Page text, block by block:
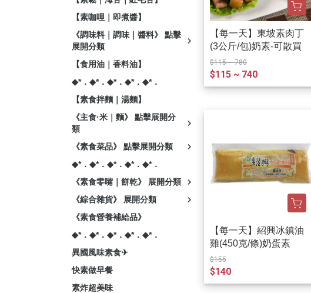
【素咖哩｜即煮醬】
《調味料｜調味｜醬料》 點擊
展開分類
【食用油｜香料油】
◆*．◆*．◆*．◆*．◆*．
【素食拌麵｜湯麵】
《主食·米｜麵》 點擊展開分
類
《素食菜品》 點擊展開分類
◆*．◆*．◆*．◆*．◆*．
《素食零嘴｜餅乾》 展開分類
《綜合雜貨》 展開分類
《素食營養補給品》
◆*．◆*．◆*．◆*．◆*．
異國風味素食✈
快素做早餐
素炸超美味
【每一天】東坡素肉丁
(3公斤/包)奶素-可散買
$115 ~ 780
$115 ~ 740
【每一天】紹興冰鎮油
雞(450克/條)奶蛋素
$155
$140